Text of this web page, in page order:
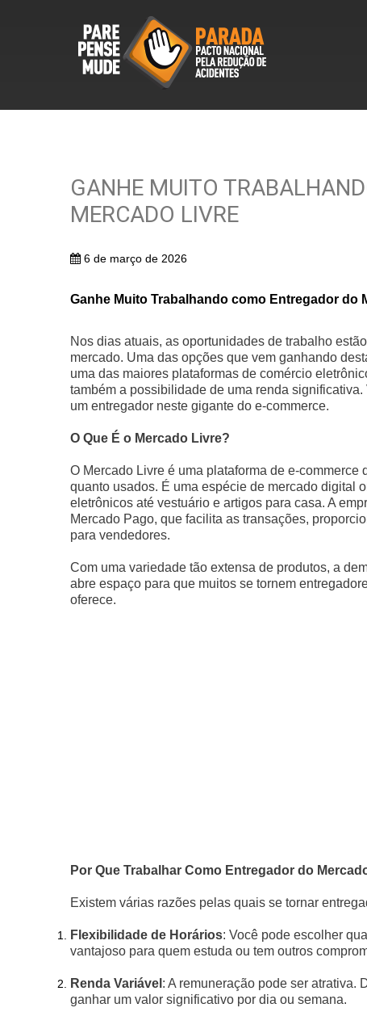
GANHE MUITO
MERCADO LIVRE
6 de março de 2026
Ganhe Muito Trabalhando como Entregador do
Nos dias atuais, as oportunidades de trabalho
mercado. Uma das opções que vem ganhando
uma das maiores plataformas de comércio
também a possibilidade de uma renda
um entregador neste gigante do e-commerce.
O Que É o Mercado Livre?
O Mercado Livre é uma plataforma de e-
quanto usados. É uma espécie de mercado digital
eletrônicos até vestuário e artigos para casa. A
Mercado Pago, que facilita as transações,
para vendedores.
Com uma variedade tão extensa de produtos, a
abre espaço para que muitos se tornem
oferece.
Por Que Trabalhar Como Entregador do
Existem várias razões pelas quais se tornar
Flexibilidade de Horários: Você pode escolher
vantajoso para quem estuda ou tem outros
Renda Variável : A remuneração pode ser atrativa.
ganhar um valor significativo por dia ou semana.